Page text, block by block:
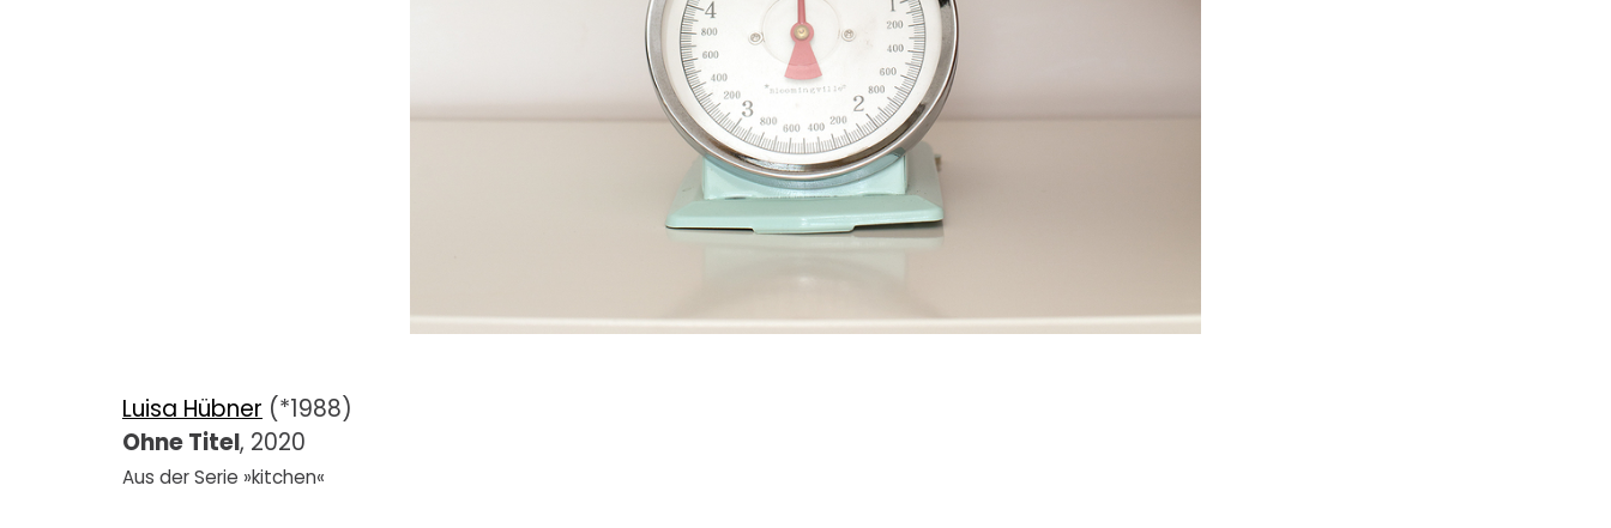
Luisa Hübner (*1988)
Ohne Titel, 2020
Aus der Serie »kitchen«